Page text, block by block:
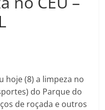
hoje (8) a limpeza no
do Parque do
de roçada e outros